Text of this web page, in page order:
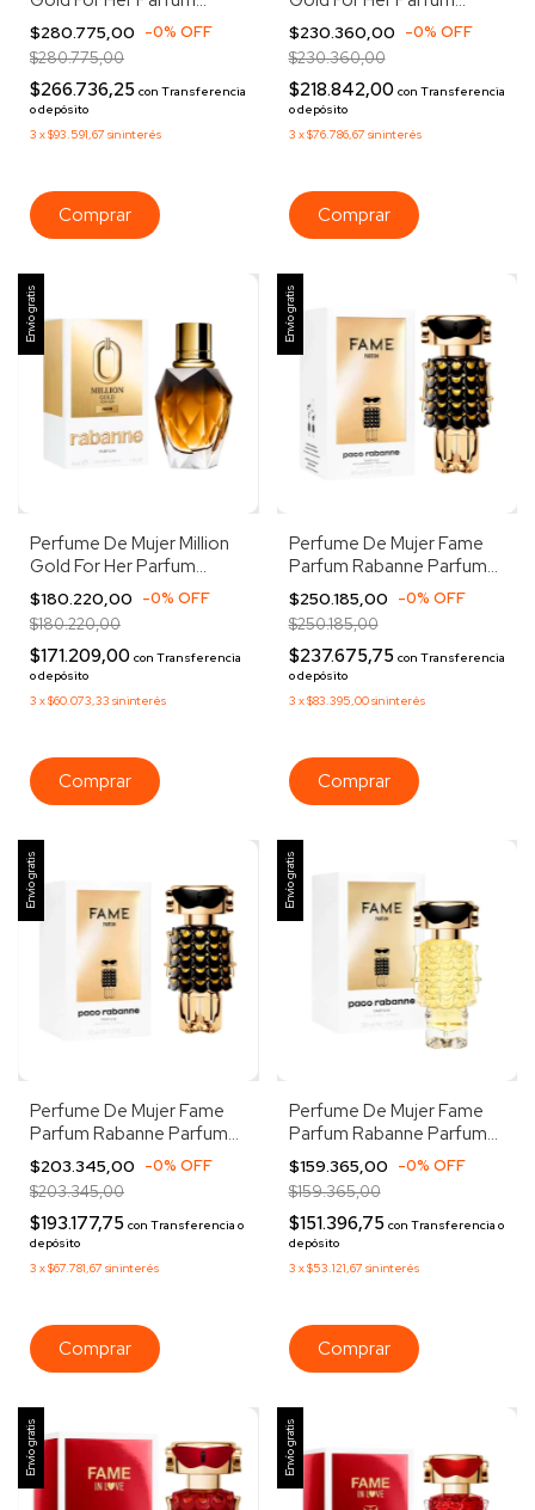
Rabanne 90ml
$280.775,00 -0% OFF
$280.775,00
$266.736,25 con Transferencia
o depósito
3 x$93.591,67 sin interés
Rabanne 50ml
$230.360,00 -0% OFF
$230.360,00
$218.842,00 con Transferencia
o depósito
3 x$76.786,67 sin interés
Envío gratis
Perfume De Mujer Million
Gold For Her Parfum
Rabanne 30ml
$180.220,00 -0% OFF
$180.220,00
$171.209,00 con Transferencia
o depósito
3 x$60.073,33 sin interés
Envío gratis
Perfume De Mujer Fame
Parfum Rabanne Parfum
80ml
$250.185,00 -0% OFF
$250.185,00
$237.675,75 con Transferencia
o depósito
3 x$83.395,00sin interés
Envío gratis
Perfume De Mujer Fame
Parfum Rabanne Parfum
50ml
$203.345,00 -0% OFF
$203.345,00
$193.177,75 con Transferencia o
depósito
3 x$67.781,67 sin interés
Envío gratis
Perfume De Mujer Fame
Parfum Rabanne Parfum
30ml
$159.365,00 -0% OFF
$159.365,00
$151.396,75 con Transferencia o
depósito
3 x$53.121,67 sin interés
Envío gratis Envío gratis